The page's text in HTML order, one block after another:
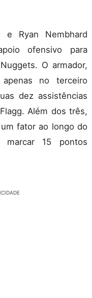
e Ryan Nembhard
ofensivo para
O armador,
no terceiro
dez assistências
Além dos três,
fator ao longo do
15 pontos